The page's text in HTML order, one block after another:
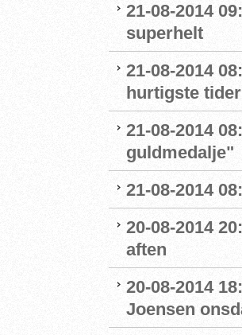
21-08-2014
superhelt
21-08-2014
hurtigste tider
21-08-2014
guldmedalje"
21-08-2014
20-08-2014
aften
20-08-2014
Joensen